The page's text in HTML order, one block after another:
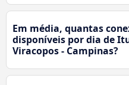
Em média, quantas
disponíveis por dia de
Viracopos - Campinas?